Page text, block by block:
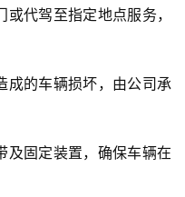
代驾至指定地点服务，
成的车辆损坏，由公司承
及固定装置，确保车辆在